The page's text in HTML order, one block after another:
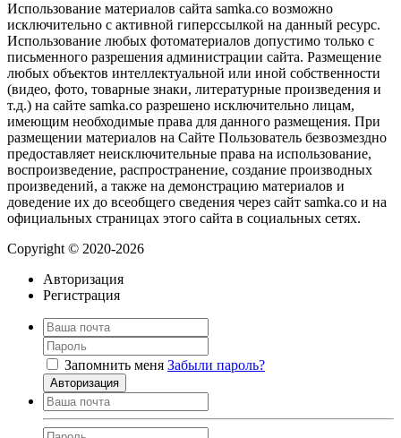
Использование материалов сайта samka.co возможно
исключительно с активной гиперссылкой на данный ресурс.
Использование любых фотоматериалов допустимо только с
письменного разрешения администрации сайта. Размещение
любых объектов интеллектуальной или иной собственности
(видео, фото, товарные знаки, литературные произведения и
т.д.) на сайте samka.co разрешено исключительно лицам,
имеющим необходимые права для данного размещения. При
размещении материалов на Сайте Пользователь безвозмездно
предоставляет неисключительные права на использование,
воспроизведение, распространение, создание производных
произведений, а также на демонстрацию материалов и
доведение их до всеобщего сведения через сайт samka.co и на
официальных страницах этого сайта в социальных сетях.
Copyright © 2020-2026
Авторизация
Регистрация
Запомнить меня Забыли пароль?
Авторизация